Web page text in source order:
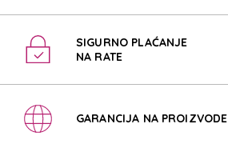
SIGURNO PLAĆANJE
NA RATE
GARANCIJA NA PROIZVODE